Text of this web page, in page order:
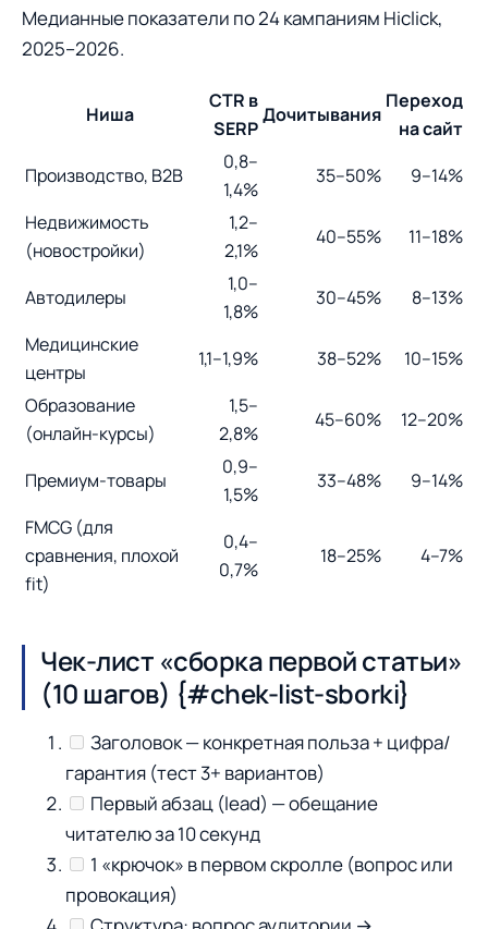
Медианные показатели по 24 кампаниям Hiclick,
2025–2026.
Ниша
CTR в
SERP
Дочитывания
Переход
на сайт
Производство, B2B
0,8–
1,4%
35–50%
9–14%
Недвижимость
(новостройки)
1,2–
2,1%
40–55% 11–18%
Автодилеры
1,0–
1,8%
30–45%
8–13%
Медицинские
центры
1,1–1,9% 38–52%
10–15%
Образование
(онлайн-курсы)
1,5–
2,8%
45–60% 12–20%
Премиум-товары
0,9–
1,5%
33–48%
9–14%
FMCG (для
сравнения, плохой
fit)
0,4–
0,7%
18–25% 4–7%
Чек-лист «сборка первой статьи»
(10 шагов) {#chek-list-sborki}
Заголовок — конкретная польза + цифра/
гарантия (тест 3+ вариантов)
Первый абзац (lead) — обещание
читателю за 10 секунд
1 «крючок» в первом скролле (вопрос или
провокация)